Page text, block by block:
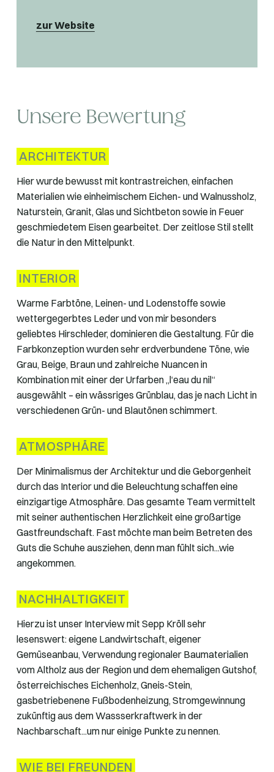
zur Website
Unsere Bewertung
ARCHITEKTUR
Hier wurde bewusst mit kontrastreichen, einfachen
Materialien wie einheimischem Eichen- und Walnussholz,
Naturstein, Granit, Glas und Sichtbeton sowie in Feuer
geschmiedetem Eisen gearbeitet. Der zeitlose Stil stellt
die Natur in den Mittelpunkt.
INTERIOR
Warme Farbtöne, Leinen- und Lodenstoffe sowie
wettergegerbtes Leder und von mir besonders
geliebtes Hirschleder, dominieren die Gestaltung. Für die
Farbkonzeption wurden sehr erdverbundene Töne, wie
Grau, Beige, Braun und zahlreiche Nuancen in
Kombination mit einer der Urfarben „l‘eau du nil“
ausgewählt – ein wässriges Grünblau, das je nach Licht in
verschiedenen Grün- und Blautönen schimmert.
ATMOSPHÄRE
Der Minimalismus der Architektur und die Geborgenheit
durch das Interior und die Beleuchtung schaffen eine
einzigartige Atmosphäre. Das gesamte Team vermittelt
mit seiner authentischen Herzlichkeit eine großartige
Gastfreundschaft. Fast möchte man beim Betreten des
Guts die Schuhe ausziehen, denn man fühlt sich...wie
angekommen.
NACHHALTIGKEIT
Hierzu ist unser Interview mit Sepp Kröll sehr
lesenswert: eigene Landwirtschaft, eigener
Gemüseanbau, Verwendung regionaler Baumaterialien
vom Altholz aus der Region und dem ehemaligen Gutshof,
österreichisches Eichenholz, Gneis-Stein,
gasbetriebenene Fußbodenheizung, Stromgewinnung
zukünftig aus dem Wassserkraftwerk in der
Nachbarschaft...um nur einige Punkte zu nennen.
WIE BEI FREUNDEN